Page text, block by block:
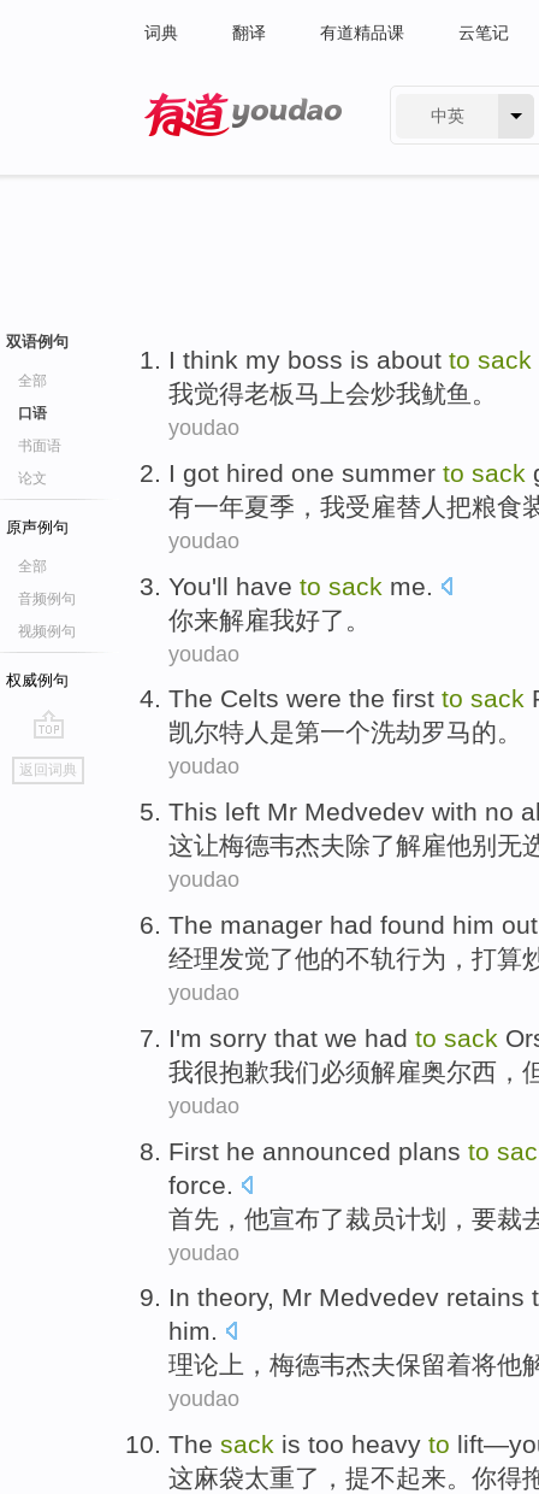
词典 翻译 有道精品课 云笔记
中英
双语例句
全部
口语
书面语
论文
原声例句
全部
音频例句
视频例句
权威例句
go
top
返回词典
I think my boss is about to sack
我觉得老板马上会炒我鱿鱼。
youdao
I got hired one summer to sack
有一年夏季 ， 我受雇替人 把粮食
youdao
You'll have to sack me
你来解雇我好了。
youdao
The Celts were the first to sack
凯尔特人 是第一个洗劫罗马的。
youdao
This left Mr Medvedev with no
这让梅德韦杰夫除了解雇他别无
youdao
The manager had found him
经理发觉了他的不轨行为， 打算
youdao
I'm sorry that we had to sack
我很抱歉我们必须解雇奥尔西，
youdao
First he announced plans to
force
首先 ， 他宣布了裁员计划 ， 要裁
youdao
In theory, Mr Medvedev retains
him.
理论上 ， 梅德韦杰夫保留着将他
youdao
The sack is too heavy to lift—
这麻袋太重了， 提不起来。 你得